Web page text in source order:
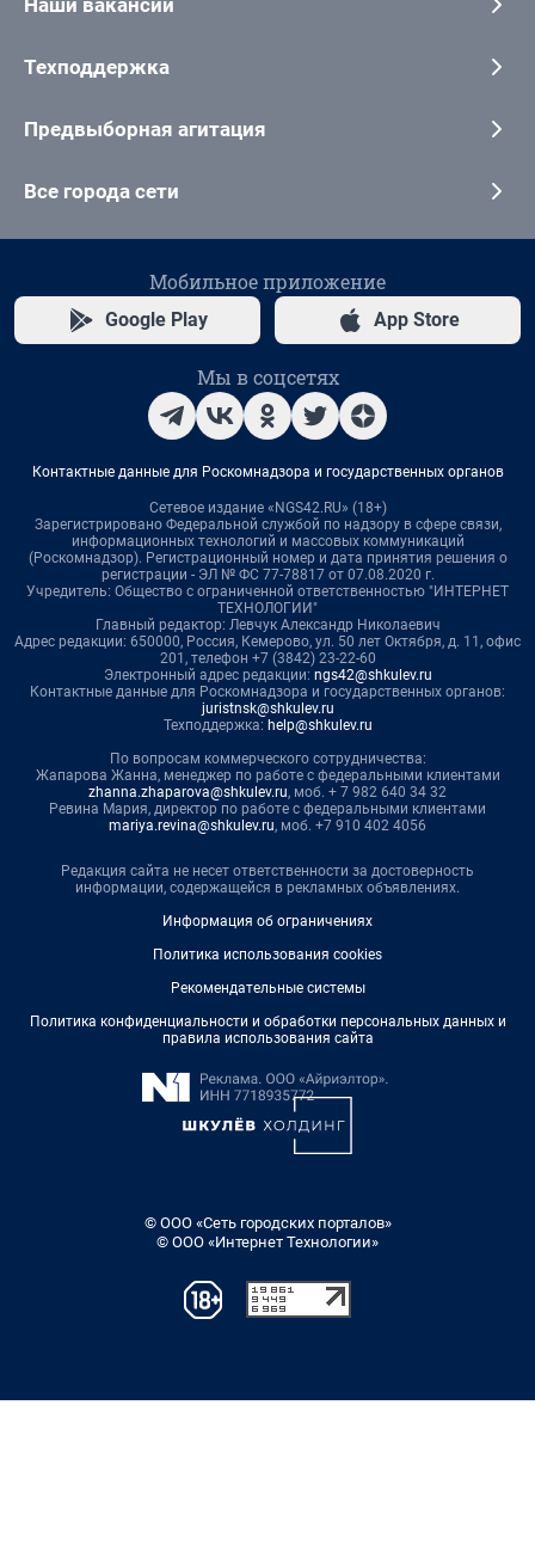
Техподдержка
Предвыборная агитация
Все города сети
Мобильное приложение
Google Play App Store
Мы в соцсетях
Контактные данные для Роскомнадзора и государственных органов
Сетевое издание «NGS42.RU» (18+)
Зарегистрировано Федеральной службой по надзору в сфере связи,
информационных технологий и массовых коммуникаций
(Роскомнадзор). Регистрационный номер и дата принятия решения о
регистрации - ЭЛ № ФС 77-78817 от 07.08.2020 г.
Учредитель: Общество с ограниченной ответственностью "ИНТЕРНЕТ
ТЕХНОЛОГИИ"
Главный редактор: Левчук Александр Николаевич
Адрес редакции: 650000, Россия, Кемерово, ул. 50 лет Октября, д. 11, офис
201, телефон +7 (3842) 23-22-60
Электронный адрес редакции: ngs42@shkulev.ru
Контактные данные для Роскомнадзора и государственных органов:
juristnsk@shkulev.ru
Техподдержка: help@shkulev.ru
По вопросам коммерческого сотрудничества:
Жапарова Жанна, менеджер по работе с федеральными клиентами
zhanna.zhaparova@shkulev.ru, моб. + 7 982 640 34 32
Ревина Мария, директор по работе с федеральными клиентами
mariya.revina@shkulev.ru, моб. +7 910 402 4056
Редакция сайта не несет ответственности за достоверность
информации, содержащейся в рекламных объявлениях.
Информация об ограничениях
Политика использования cookies
Рекомендательные системы
Политика конфиденциальности и обработки персональных данных и
правила использования сайта
© ООО «Сеть городских порталов»
© ООО «Интернет Технологии»